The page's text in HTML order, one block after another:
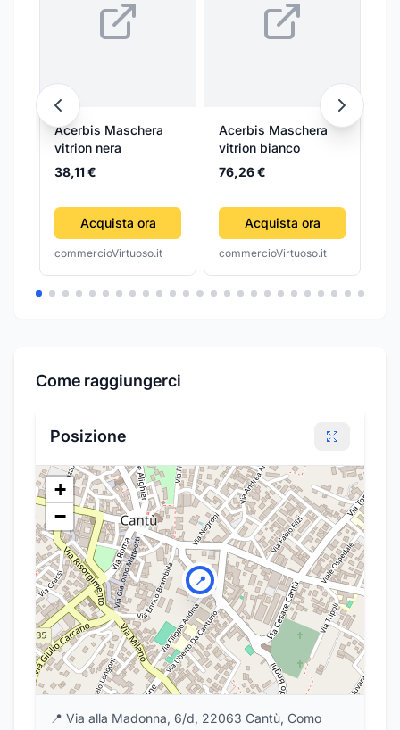
Acerbis Maschera
vitrion nera
38,11 €
Acquista ora
commercioVirtuoso.it
Acerbis Maschera
vitrion bianco
76,26 €
Acquista ora
commercioVirtuoso.it
Come raggiungerci
Posizione
📍
+
−
📍 Via alla Madonna, 6/d, 22063 Cantù, Como